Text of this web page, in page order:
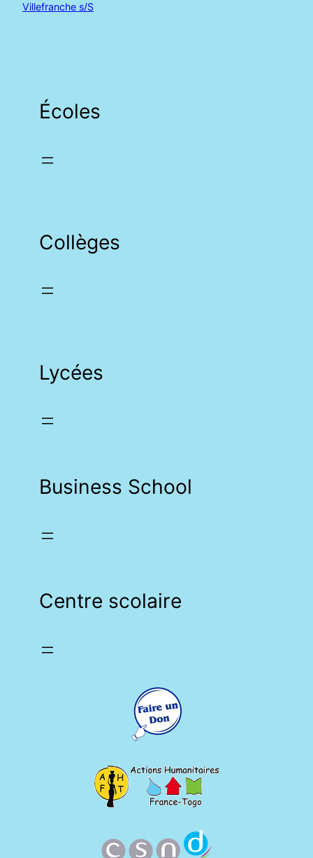
Villefranche s/S
Écoles
Collèges
Lycées
Business School
Centre scolaire